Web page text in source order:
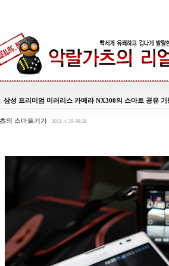
삼성 프리미엄 미러리스 카메라 NX300의 스마트 공유
의 스마트기기 2013. 4. 29. 09:28